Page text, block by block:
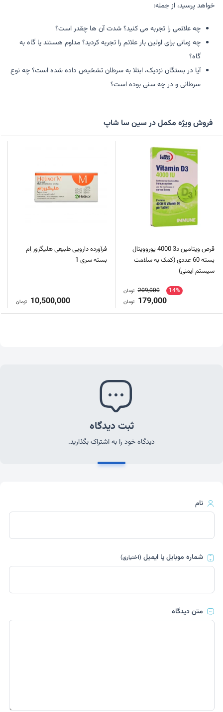
خواهد پرسید، از جمله:
چه علائمی را تجربه می کنید؟ شدت آن ها چقدر است؟
چه زمانی برای اولین بار علائم را تجربه کردید؟ مداوم هستند یا گاه به
گاه؟
آیا در بستگان نزدیک، ابتلا به سرطان تشخیص داده شده است؟ چه نوع
سرطانی و در چه سنی بوده است؟
فروش ویژه مکمل در سین سا شاپ
قرص ویتامین د3 4000 یوروویتال
بسته 60 عددی (کمک به سلامت
سیستم ایمنی)
14%
209,000 تومان
179,000 تومان
فرآورده دارویی طبیعی هلیگزور اِم
بسته سری 1
10,500,000 تومان
ثبت دیدگاه
دیدگاه خود را به اشتراک بگذارید.
نام
شماره موبایل یا ایمیل(اختیاری)
متن دیدگاه